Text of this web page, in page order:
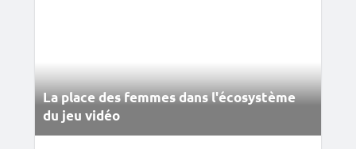
La place des femmes dans l'écosystème
du jeu vidéo